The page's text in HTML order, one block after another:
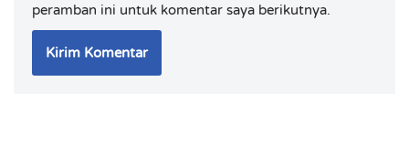
peramban ini untuk komentar saya berikutnya.